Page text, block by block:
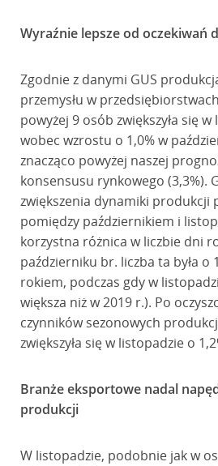
Wyraźnie lepsze od oczekiwań
Zgodnie z danymi GUS
przemysłu w
powyżej 9 osób zwiększyła się
wobec wzrostu o 1,0% w
znacząco powyżej naszej
konsensusu rynkowego (3,3%).
zwiększenia dynamiki produkcji
pomiędzy październikiem i
korzystna różnica w liczbie dni
październiku br. liczba ta była o
rokiem, podczas gdy w
większa niż w 2019 r.). Po
czynników sezonowych
zwiększyła się w listopadzie o
Branże eksportowe nadal
produkcji
W listopadzie, podobnie jak w